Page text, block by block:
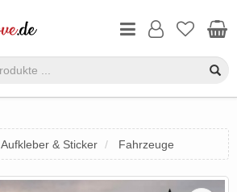
Aufkleber & Sticker Fahrzeuge